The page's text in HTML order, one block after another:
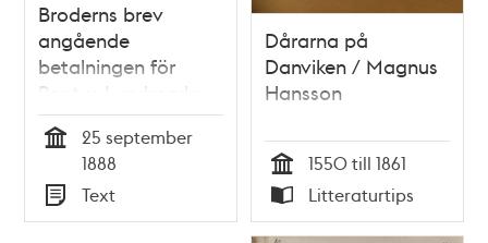
Broderns brev
angående
betalningen för
Pontus Lundmarks
vård på
Jakobsbergs
dårsjuktuga 1888
25 september
1888
Typ
Text
Dårarna på
Danviken / Magnus
Hansson
Tid
1550 till 1861
Typ
Litteraturtips